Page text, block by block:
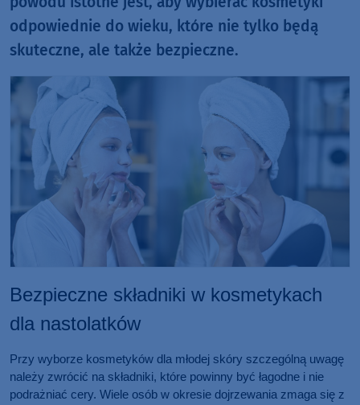
odpowiednie do wieku, które nie tylko będą
skuteczne, ale także bezpieczne.
Bezpieczne składniki w kosmetykach
dla nastolatków
Przy wyborze kosmetyków dla młodej skóry szczególną uwagę
należy zwrócić na składniki, które powinny być łagodne i nie
podrażniać cery. Wiele osób w okresie dojrzewania zmaga się z